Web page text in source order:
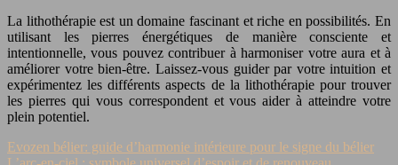
La lithothérapie est un domaine fascinant et riche en possibilités. En
utilisant les pierres énergétiques de manière consciente et
intentionnelle, vous pouvez contribuer à harmoniser votre aura et à
améliorer votre bien-être. Laissez-vous guider par votre intuition et
expérimentez les différents aspects de la lithothérapie pour trouver
les pierres qui vous correspondent et vous aider à atteindre votre
plein potentiel.
Evozen bélier: guide d’harmonie intérieure pour le signe du bélier